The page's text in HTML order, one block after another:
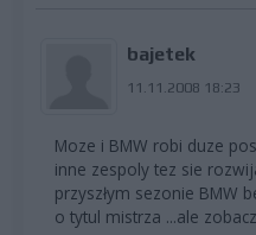
bajetek
11.11.2008 18:23
Moze i BMW robi duze
inne zespoly tez sie
przyszłym sezonie BMW
o tytul mistrza ...ale